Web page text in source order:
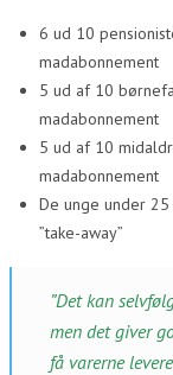
6 ud 10
madabonnement
5 ud af 10
madabonnement
5 ud af 10
madabonnement
De unge under
”take-away”
”Det kan
men det giver
få varerne